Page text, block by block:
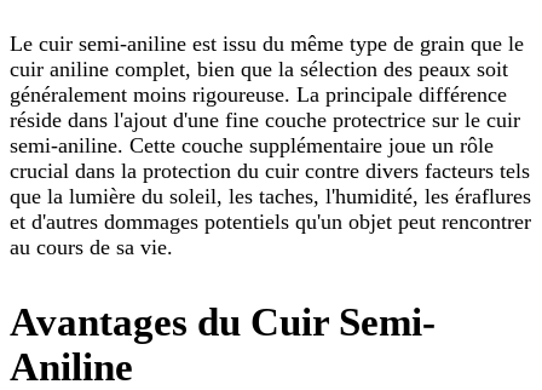
Le cuir semi-aniline est issu du même type de grain que le
cuir aniline complet, bien que la sélection des peaux soit
généralement moins rigoureuse. La principale différence
réside dans l'ajout d'une fine couche protectrice sur le cuir
semi-aniline. Cette couche supplémentaire joue un rôle
crucial dans la protection du cuir contre divers facteurs tels
que la lumière du soleil, les taches, l'humidité, les éraflures
et d'autres dommages potentiels qu'un objet peut rencontrer
au cours de sa vie.
Avantages du Cuir Semi-
Aniline